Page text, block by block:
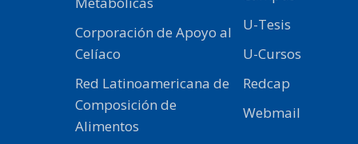
Corporación de Apoyo al
Celíaco
Red Latinoamericana de
Composición de
Alimentos
U-Tesis
U-Cursos
Redcap
Webmail